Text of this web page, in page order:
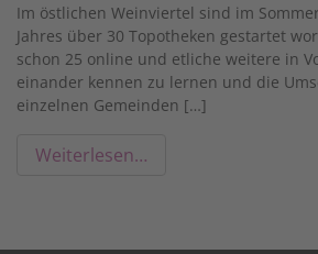
Im östlichen Weinviertel sind im
Jahres über 30 Topotheken gestartet
schon 25 online und etliche weitere in
einander kennen zu lernen und die
einzelnen Gemeinden […]
Weiterlesen…